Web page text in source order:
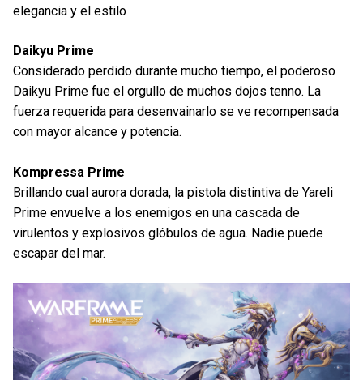
elegancia y el estilo
Daikyu Prime
Considerado perdido durante mucho tiempo, el poderoso
Daikyu Prime fue el orgullo de muchos dojos tenno. La
fuerza requerida para desenvainarlo se ve recompensada
con mayor alcance y potencia.
Kompressa Prime
Brillando cual aurora dorada, la pistola distintiva de Yareli
Prime envuelve a los enemigos en una cascada de
virulentos y explosivos glóbulos de agua. Nadie puede
escapar del mar.